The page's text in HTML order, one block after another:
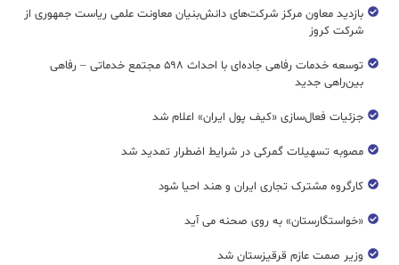
بازدید معاون مرکز شرکت‌های دانش‌بنیان معاونت علمی ریاست جمهوری از
شرکت کروز
توسعه خدمات رفاهی جاده‌ای با احداث ۵۹۸ مجتمع خدماتی – رفاهی
بین‌راهی جدید
جزئیات فعال‌سازی «کیف پول ایران» اعلام شد
مصوبه تسهیلات گمرکی در شرایط اضطرار تمدید شد
کارگروه مشترک تجاری ایران و هند احیا شود
«خواستگارستان» به روی صحنه می آید
وزیر صمت عازم قرقیزستان شد